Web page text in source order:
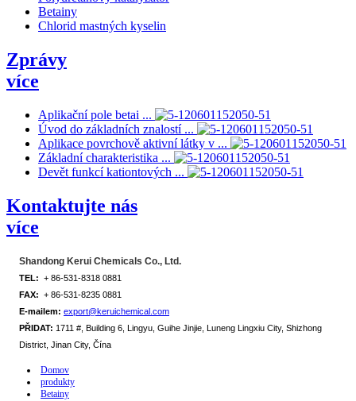
Betainy
Chlorid mastných kyselin
Zprávy
více
Aplikační pole betai ...
Úvod do základních znalostí ...
Aplikace povrchově aktivní látky v ...
Základní charakteristika ...
Devět funkcí kationtových ...
Kontaktujte nás
více
Shandong Kerui Chemicals Co., Ltd.
TEL: + 86-531-8318 0881
FAX: + 86-531-8235 0881
E-mailem: export@keruichemical.com
PŘIDAT: 1711 #, Building 6, Lingyu, Guihe Jinjie, Luneng Lingxiu City, Shizhong
District, Jinan City, Čína
Domov
produkty
Betainy